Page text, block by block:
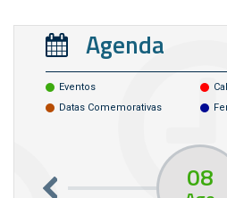
Agenda
Eventos
Datas Comemorativas
08